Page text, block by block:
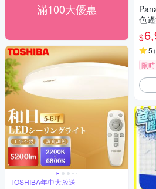
滿100大優惠
TOSHIBA年中大放送
色
經
$
5 (
限